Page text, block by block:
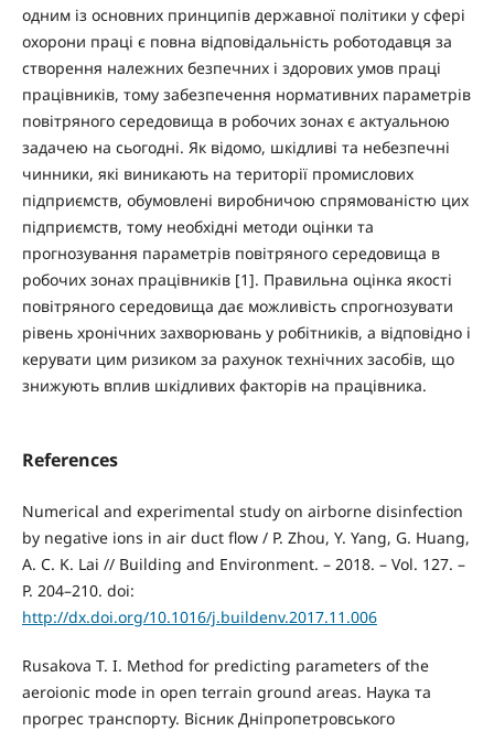
одним із основних принципів державної політики у сфері
охорони праці є повна відповідальність роботодавця за
створення належних безпечних і здорових умов праці
працівників, тому забезпечення нормативних параметрів
повітряного середовища в робочих зонах є актуальною
задачею на сьогодні. Як відомо, шкідливі та небезпечні
чинники, які виникають на території промислових
підприємств, обумовлені виробничою спрямованістю цих
підприємств, тому необхідні методи оцінки та
прогнозування параметрів повітряного середовища в
робочих зонах працівників [1]. Правильна оцінка якості
повітряного середовища дає можливість спрогнозувати
рівень хронічних захворювань у робітників, а відповідно і
керувати цим ризиком за рахунок технічних засобів, що
знижують вплив шкідливих факторів на працівника.
References
Numerical and experimental study on airborne disinfection
by negative ions in air duct flow / P. Zhou, Y. Yang, G. Huang,
A. C. K. Lai // Building and Environment. – 2018. – Vol. 127. –
P. 204–210. doi:
http://dx.doi.org/10.1016/j.buildenv.2017.11.006
Rusakova T. I. Method for predicting parameters of the
aeroionic mode in open terrain ground areas. Наука та
прогрес транспорту. Вісник Дніпропетровського